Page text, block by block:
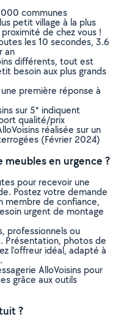
communes
petit village à la plus
de chez vous !
les 10 secondes, 3.6
an
différents, tout est
besoin aux plus grands
première réponse à
sur 5* indiquent
qualité/prix
réalisée sur un
(Février 2024)
en urgence ?
pour recevoir une
Postez votre demande
membre de confiance,
urgent de montage
professionnels ou
Présentation, photos de
l'offreur idéal, adapté à
AlloVoisins pour
grâce aux outils
?